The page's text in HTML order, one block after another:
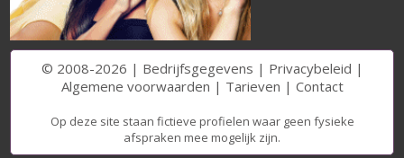
© 2008-2026 | Bedrijfsgegevens | Privacybeleid |
Algemene voorwaarden | Tarieven | Contact
Op deze site staan fictieve profielen waar geen fysieke
afspraken mee mogelijk zijn.